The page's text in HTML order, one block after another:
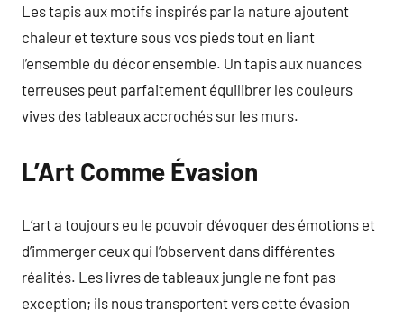
Les tapis aux motifs inspirés par la nature ajoutent
chaleur et texture sous vos pieds tout en liant
l’ensemble du décor ensemble. Un tapis aux nuances
terreuses peut parfaitement équilibrer les couleurs
vives des tableaux accrochés sur les murs.
L’Art Comme Évasion
L’art a toujours eu le pouvoir d’évoquer des émotions et
d’immerger ceux qui l’observent dans différentes
réalités. Les livres de tableaux jungle ne font pas
exception; ils nous transportent vers cette évasion